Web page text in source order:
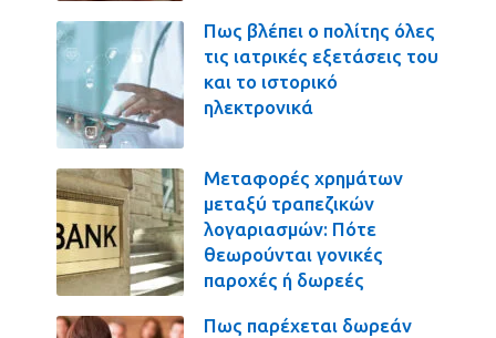
Πως βλέπει ο πολίτης όλες
τις ιατρικές εξετάσεις του
και το ιστορικό
ηλεκτρονικά
Μεταφορές χρημάτων
μεταξύ τραπεζικών
λογαριασμών: Πότε
θεωρούνται γονικές
παροχές ή δωρεές
Πως παρέχεται δωρεάν